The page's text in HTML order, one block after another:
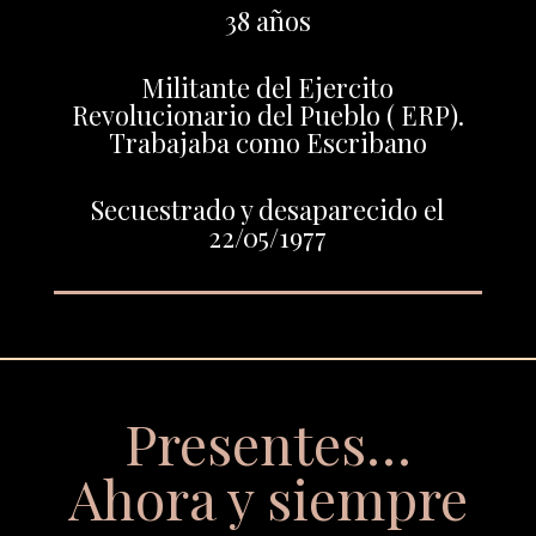
38 años
Militante del Ejercito
Revolucionario del Pueblo ( ERP).
Trabajaba como Escribano
Secuestrado y desaparecido el
22/05/1977
Presentes…
Ahora y siempre